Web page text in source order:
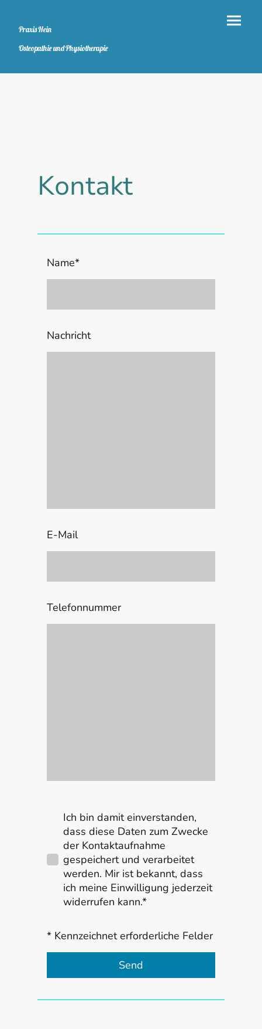
Praxis Hein
Osteopathie und Physiotherapie
Kontakt
Name*
Nachricht
E-Mail
Telefonnummer
Ich bin damit einverstanden,
dass diese Daten zum Zwecke
der Kontaktaufnahme
gespeichert und verarbeitet
werden. Mir ist bekannt, dass
ich meine Einwilligung jederzeit
widerrufen kann.*
* Kennzeichnet erforderliche Felder
Send